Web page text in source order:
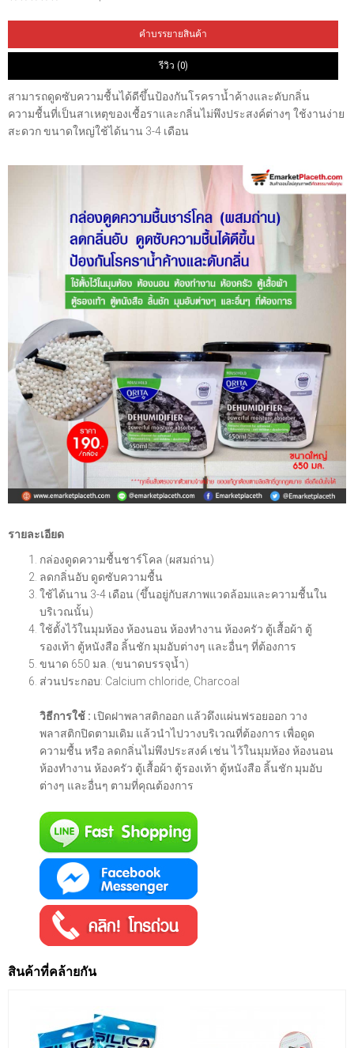
คำบรรยายสินค้า
รีวิว (0)
สามารถดูดซับความชื้นได้ดีขึ้นป้องกันโรคราน้ำค้างและดับกลิ่น
ความชื้นที่เป็นสาเหตุของเชื้อราและกลิ่นไม่พึงประสงค์ต่างๆ ใช้งานง่าย
สะดวก ขนาดใหญ่ใช้ได้นาน 3-4 เดือน
รายละเอียด
กล่องดูดความชื้นชาร์โคล (ผสมถ่าน)
ลดกลิ่นอับ ดูดซับความชื้น
ใช้ได้นาน 3-4 เดือน (ขึ้นอยู่กับสภาพแวดล้อมและความชื้นใน
บริเวณนั้น)
ใช้ตั้งไว้ในมุมห้อง ห้องนอน ห้องทำงาน ห้องครัว ตู้เสื้อผ้า ตู้
รองเท้า ตู้หนังสือ ลิ้นชัก มุมอับต่างๆ และอื่นๆ ที่ต้องการ
ขนาด 650 มล. (ขนาดบรรจุน้ำ)
ส่วนประกอบ: Calcium chloride, Charcoal
วิธีการใช้ : เปิดฝาพลาสติกออก แล้วดึงแผ่นฟรอยออก วาง
พลาสติกปิดตามเดิม แล้วนำไปวางบริเวณที่ต้องการ เพื่อดูด
ความชื้น หรือ ลดกลิ่นไม่พึงประสงค์ เช่น ไว้ในมุมห้อง ห้องนอน
ห้องทำงาน ห้องครัว ตู้เสื้อผ้า ตู้รองเท้า ตู้หนังสือ ลิ้นชัก มุมอับ
ต่างๆ และอื่นๆ ตามที่คุณต้องการ
สินค้าที่คล้ายกัน